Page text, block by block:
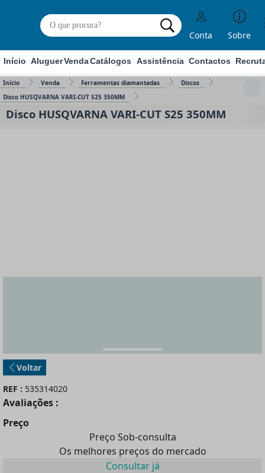
Conta Sobre
Início AluguerVendaCatálogos Assistência Contactos
Início Venda Ferramentas diamantadas
Discos
Disco HUSQVARNA VARI-CUT S25 350MM
Disco HUSQVARNA VARI-CUT S25 350MM
Voltar
REF : 535314020
Avaliações :
Preço
Preço Sob-consulta
Os melhores preços do mercado
Consultar já